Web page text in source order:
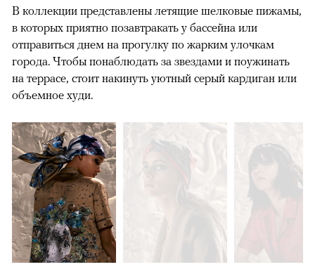
В коллекции представлены летящие шелковые пижамы,
в которых приятно позавтракать у бассейна или
отправиться днем на прогулку по жарким улочкам
города. Чтобы понаблюдать за звездами и поужинать
на террасе, стоит накинуть уютный серый кардиган или
объемное худи.